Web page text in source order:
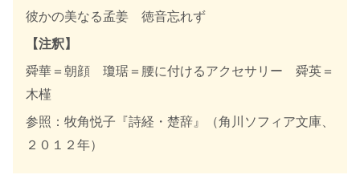
彼かの美なる孟姜 徳音忘れず
【注釈】
舜華＝朝顔 瓊琚＝腰に付けるアクセサリー 舜英＝
木槿
参照：牧角悦子『詩経・楚辞』（角川ソフィア文庫、
２０１２年）